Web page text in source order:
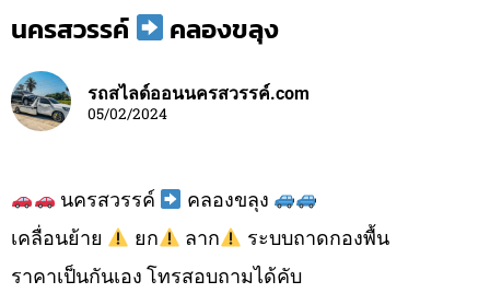
นครสวรรค์ คลองขลุง
รถสไลด์ออนนครสวรรค์.com
05/02/2024
นครสวรรค์
คลองขลุง
เคลื่อนย้าย
ยก ลาก
ระบบถาดกองพื้น
ราคาเป็นกันเอง โทรสอบถามได้คับ